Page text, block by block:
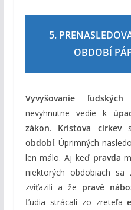
5.
OBDOBÍ
Vyvyšovanie ľudských
nevyhnutne vedie k
zákon. Kristova cirkev
období. Úprimných
len málo. Aj keď pravda
niektorých obdobiach sa
zvíťazili a že pravé
Ľudia strácali zo zreteľa